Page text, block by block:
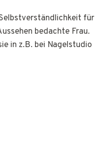
für
bedachte Frau.
in z.B. bei Nagelstudio